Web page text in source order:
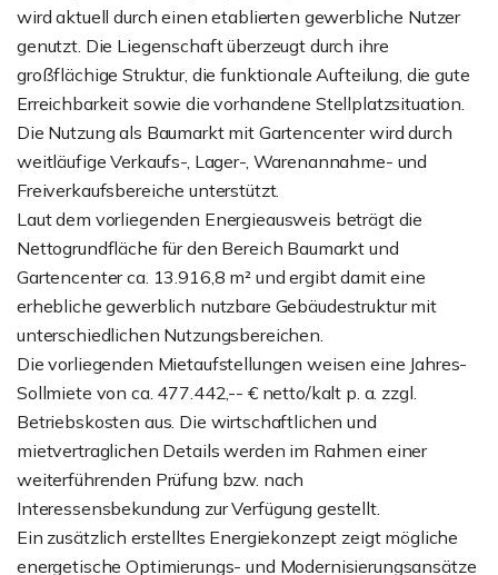
wird aktuell durch einen etablierten gewerbliche Nutzer
genutzt. Die Liegenschaft überzeugt durch ihre
großflächige Struktur, die funktionale Aufteilung, die gute
Erreichbarkeit sowie die vorhandene Stellplatzsituation.
Die Nutzung als Baumarkt mit Gartencenter wird durch
weitläufige Verkaufs-, Lager-, Warenannahme- und
Freiverkaufsbereiche unterstützt.
Laut dem vorliegenden Energieausweis beträgt die
Nettogrundfläche für den Bereich Baumarkt und
Gartencenter ca. 13.916,8 m² und ergibt damit eine
erhebliche gewerblich nutzbare Gebäudestruktur mit
unterschiedlichen Nutzungsbereichen.
Die vorliegenden Mietaufstellungen weisen eine Jahres-
Sollmiete von ca. 477.442,-- € netto/kalt p. a. zzgl.
Betriebskosten aus. Die wirtschaftlichen und
mietvertraglichen Details werden im Rahmen einer
weiterführenden Prüfung bzw. nach
Interessensbekundung zur Verfügung gestellt.
Ein zusätzlich erstelltes Energiekonzept zeigt mögliche
energetische Optimierungs- und Modernisierungsansätze